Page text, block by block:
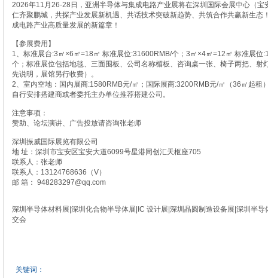
2026年11月26-28日，亚洲半导体与集成电路产业展将在深圳国际会展中心（宝
仁齐聚鹏城，共探产业发展新机遇、共话技术突破新趋势、共筑合作共赢新生态
成电路产业高质量发展的新篇章！
【参展费用】
1、标准展台:3㎡×6㎡=18㎡ 标准展位:31600RMB/个；3㎡×4㎡=12㎡ 标准展位
个；标准展位包括地毯、三面围板、公司名称楣板、咨询桌一张、椅子两把、射
先说明，展馆另行收费）。
2、室内空地：国内展商:1580RMB元/㎡；国际展商:3200RMB元/㎡（36㎡起租
自行安排搭建商或者委托主办单位推荐搭建公司。
注意事项：
赞助、论坛演讲、广告投放请咨询张老师
深圳振威国际展览有限公司
地 址：深圳市宝安区宝安大道6099号星港同创汇天枢座705
联系人：张老师
联系人：13124768636（V）
邮 箱： 948283297@qq.com
深圳半导体材料展|深圳化合物半导体展|IC 设计展|深圳晶圆制造设备展|深圳半
交会
关键词：